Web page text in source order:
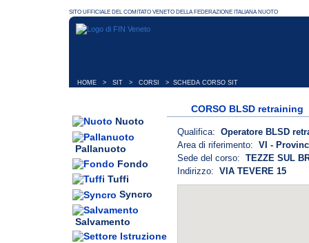
HOME > SIT > CORSI > SCHEDA CORSO SIT
Nuoto
Pallanuoto
Fondo
Tuffi
Syncro
Salvamento
CORSO BLSD retraining
Qualifica: Operatore BLSD
Area di riferimento: VI -
Sede del corso: TEZZE SUL
Indirizzo: VIA TEVERE 15